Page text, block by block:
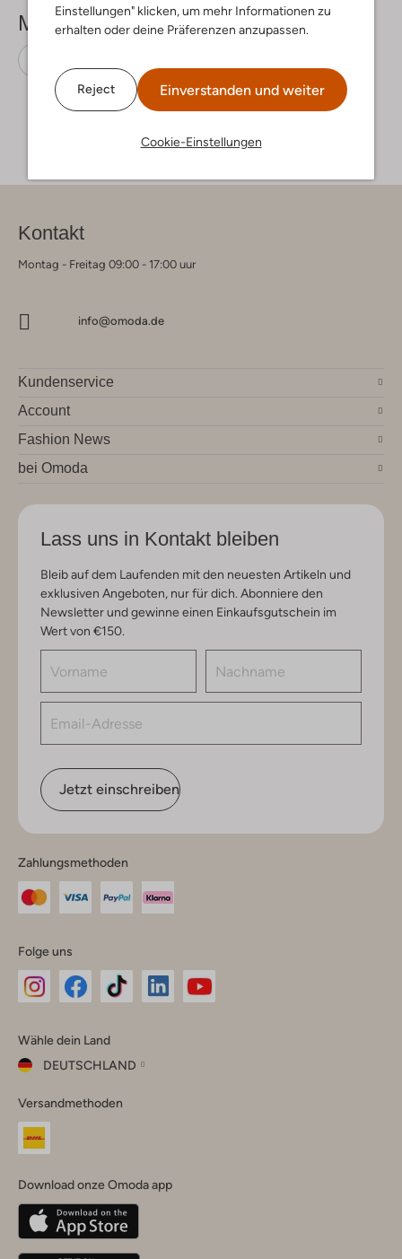
Einstellungen" klicken, um mehr Informationen zu
erhalten oder deine Präferenzen anzupassen.
Reject Einverstanden und weiter
Cookie-Einstellungen
Mehr sehen
Kontakt
Montag - Freitag 09:00 - 17:00 uur
info@omoda.de
Kundenservice
Account
Fashion News
bei Omoda
Lass uns in Kontakt bleiben
Bleib auf dem Laufenden mit den neuesten Artikeln und
exklusiven Angeboten, nur für dich. Abonniere den
Newsletter und gewinne einen Einkaufsgutschein im
Wert von €150.
Jetzt einschreiben
Zahlungsmethoden
Folge uns
Instagram
Facebook
TikTok
Wähle dein Land
DEUTSCHLAND
dein
Land
Belgique(Français)
Deutschland
Versandmethoden
Download onze Omoda app